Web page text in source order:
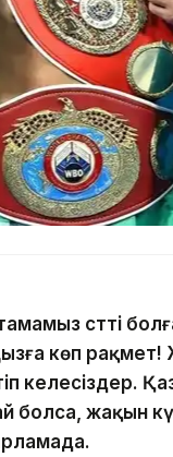
сәтті
көп рақмет!
келесіздер.
болса, жақын